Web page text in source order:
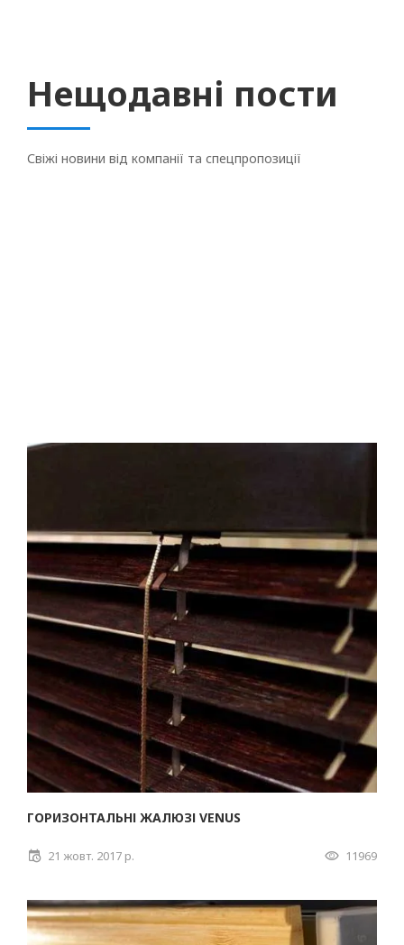
Нещодавні пости
Свіжі новини від компанії та спецпропозиції
ГОРИЗОНТАЛЬНІ ЖАЛЮЗІ VENUS
21 жовт. 2017 р. 11969